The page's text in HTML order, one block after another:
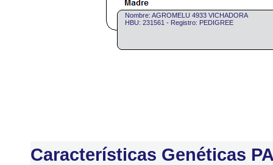
Nombre: AGROMELU 4933 VICHADORA
HBU: 231561 - Registro: PEDIGREE
Características Genéticas